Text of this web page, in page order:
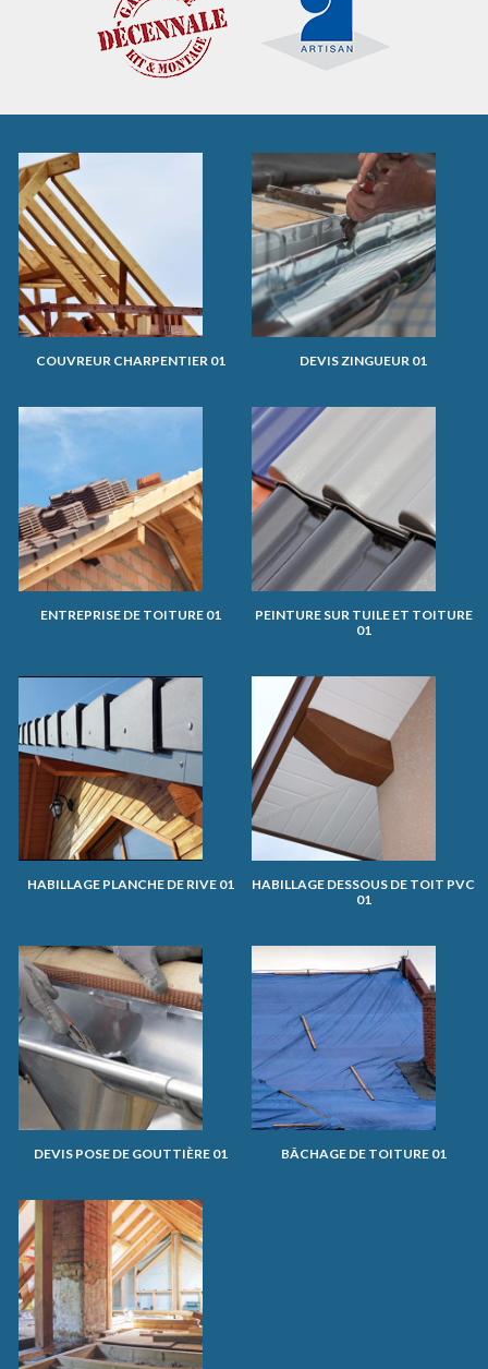
COUVREUR CHARPENTIER 01 DEVIS ZINGUEUR 01
ENTREPRISE DE TOITURE 01
PEINTURE SUR TUILE ET TOITURE
01
HABILLAGE PLANCHE DE RIVE 01
HABILLAGE DESSOUS DE TOIT PVC
01
DEVIS POSE DE GOUTTIÈRE 01 BÂCHAGE DE TOITURE 01